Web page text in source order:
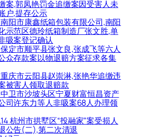
案,郭凤艳罚金追缴案因受害人未
户,提存公示
南阳市康鑫纸箱包装有限公司,南阳
示范区德玲纸箱制造厂张文胜,单
吸案登记确认
定市顺平县张文良,张成飞等六人
众存款案以物退赔方案征求各集
重庆市云阳县赵崇淋,张艳华追缴违
被害人领取退赔款
中卫市沙坡头区宁夏财富恒昌资产
司许东力等人非吸案68人办理领
杭州市拱墅区“投融家”案受损人
公告(二),第二次清退